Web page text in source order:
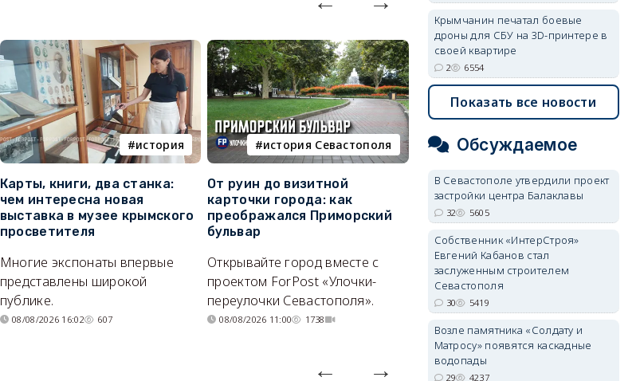
история
Карты, книги, два станка:
чем интересна новая
выставка в музее крымского
просветителя
Многие экспонаты впервые
представлены широкой
публике.
08/08/2026 16:02 607
история Севастополя
От руин до визитной
карточки города: как
преображался Приморский
бульвар
Открывайте город вместе с
проектом ForPost «Улочки-
переулочки Севастополя».
08/08/2026 11:00 1738
недвижимость
Севастополь стал лидером
ЮФО по падению
строительства, но с одним
позитивным нюансом
Кризис ударил по регионам
совершенно по-разному.
07/08/2026 20:02
Крымчанин печатал боевые
дроны для СБУ на 3D-принтере в
своей квартире
2 6554
Показать все новости
Обсуждаемое
В Севастополе утвердили проект
застройки центра Балаклавы
32 5605
Собственник «ИнтерСтроя»
Евгений Кабанов стал
заслуженным строителем
Севастополя
30 5419
Возле памятника «Солдату и
Матросу» появятся каскадные
водопады
29 4237